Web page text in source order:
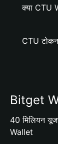
क्या CTU
CTU
Bitget
40 मिलियन
Wallet